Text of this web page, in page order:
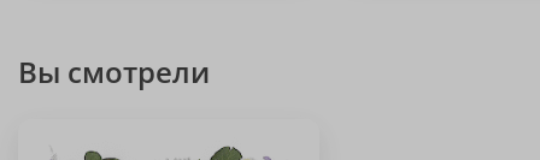
Вы смотрели